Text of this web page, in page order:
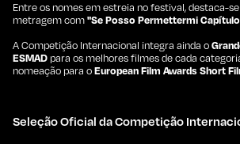
Entre os nomes em estreia no festival, destaca-
metragem com"Se Posso Permettermi
A Competição Internacional integra ainda o
ESMAD para os melhores filmes de cada
nomeação para oEuropean Film Awards Short
Seleção Oficial da Competição